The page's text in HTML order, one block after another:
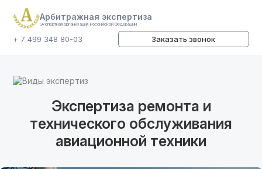
Арбитражная экспертиза
Экспертная организация Российской Федерации
+ 7 499 348 80-03 Заказать звонок
Виды экспертиз
Экспертиза ремонта и
технического обслуживания
авиационной техники